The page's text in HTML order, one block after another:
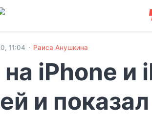
11:04 · Раиса Анушкина
iPhone и
и